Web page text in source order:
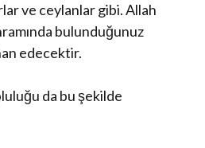
ve ceylanlar gibi. Allah
bulunduğunuz
edecektir.
da bu şekilde